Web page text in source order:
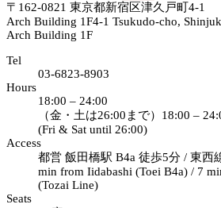
〒162-0821 東京都新宿区津久戸町4-1
Arch Building 1F4-1 Tsukudo-cho,
Arch Building 1F
Tel
03-6823-8903
Hours
18:00 – 24:00
（金・土は26:00まで） 18:00 –
(Fri & Sat until 26:00)
Access
都営 飯田橋駅 B4a 徒歩5分 / 東西
min from Iidabashi (Toei B4a) / 7
(Tozai Line)
Seats